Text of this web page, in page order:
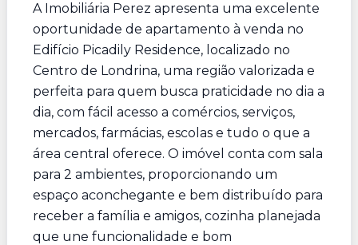
A Imobiliária Perez apresenta uma excelente
oportunidade de apartamento à venda no
Edifício Picadily Residence, localizado no
Centro de Londrina, uma região valorizada e
perfeita para quem busca praticidade no dia a
dia, com fácil acesso a comércios, serviços,
mercados, farmácias, escolas e tudo o que a
área central oferece. O imóvel conta com sala
para 2 ambientes, proporcionando um
espaço aconchegante e bem distribuído para
receber a família e amigos, cozinha planejada
que une funcionalidade e bom